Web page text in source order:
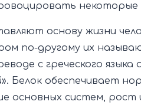
некоторые
основу жизни
по-другому их
с греческого языка
Белок обеспечивает
основных систем, рост